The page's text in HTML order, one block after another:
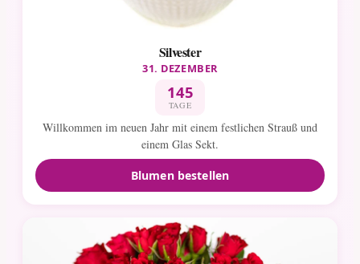
Silvester
31. DEZEMBER
145
TAGE
Willkommen im neuen Jahr mit einem festlichen Strauß und
einem Glas Sekt.
Blumen bestellen